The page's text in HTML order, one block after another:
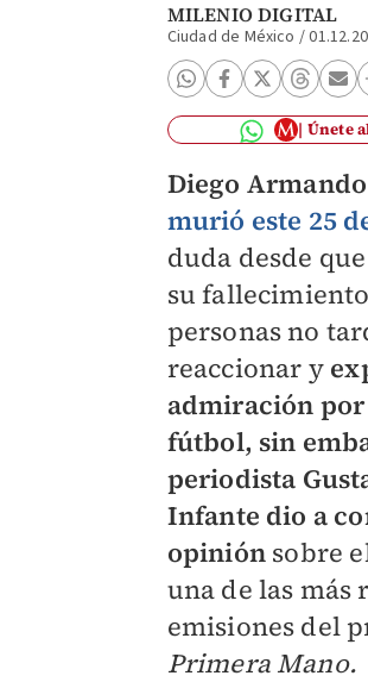
MILENIO DIGITAL
Ciudad de México /
Únete
Diego
murió este 25
duda desde
su
personas no
reaccionar y
admiración
fútbol, sin
periodista
Infante dio a
opinión sobre
una de las más
emisiones del
Primera Mano.